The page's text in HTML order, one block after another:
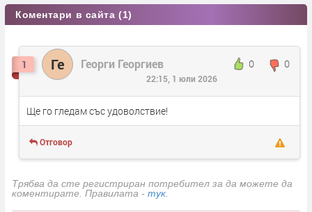
Коментари в сайта (1)
1 Ге Георги Георгиев 0 0
22:15, 1 юли 2026
Ще го гледам със удоволствие!
Отговор
Трябва да сте регистриран потребител за да можете да
коментирате. Правилата - тук